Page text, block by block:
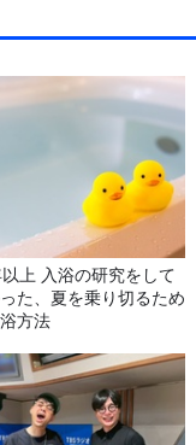
上 入浴の研究をして
た、夏を乗り切るため
方法